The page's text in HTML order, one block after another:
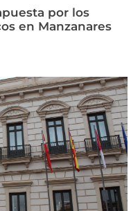
por los
en Manzanares